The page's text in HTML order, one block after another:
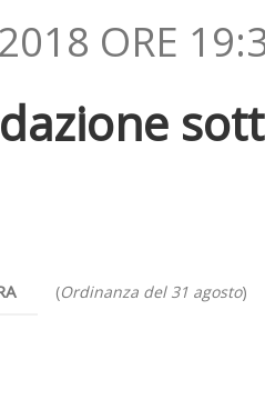
ORE
(Ordinanza del 31 agosto)